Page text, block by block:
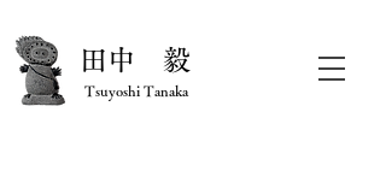
​田中 毅
Tsuyoshi Tanaka